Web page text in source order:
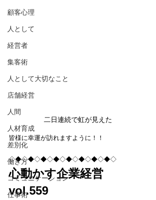
顧客心理
人として
経営者
集客術
人として大切なこと
店舗経営
人間
人材育成
差別化
働き方
コミュニケーション
仕事術
二日連続で虹が見えた
皆様に幸運が訪れますように！！
◇◆◇◆◇◆◇◆◇◆◇◆◇◆◇◆◇
心動かす企業経営
vol.559